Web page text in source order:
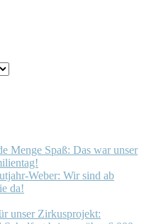
Menge Spaß: Das war unser
Weber: Wir sind ab
da!
unser Zirkusprojekt: